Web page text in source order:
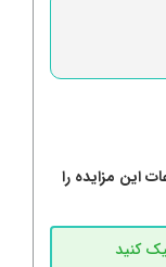
این مزایده را